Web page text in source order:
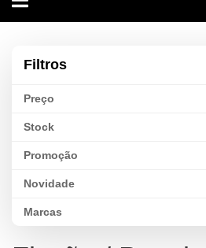
navigation
Filtros
Preço
Stock
Promoção
Novidade
Marcas